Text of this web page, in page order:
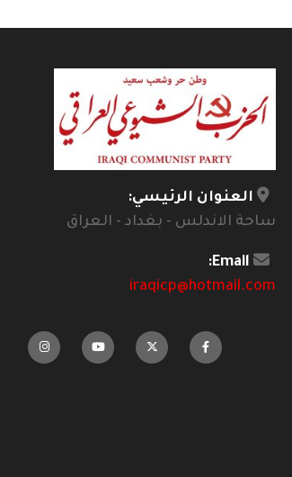
العنوان الرئيسي:
ساحة الاندلس - بغداد - العراق
Email:
iraqicp@hotmail.com